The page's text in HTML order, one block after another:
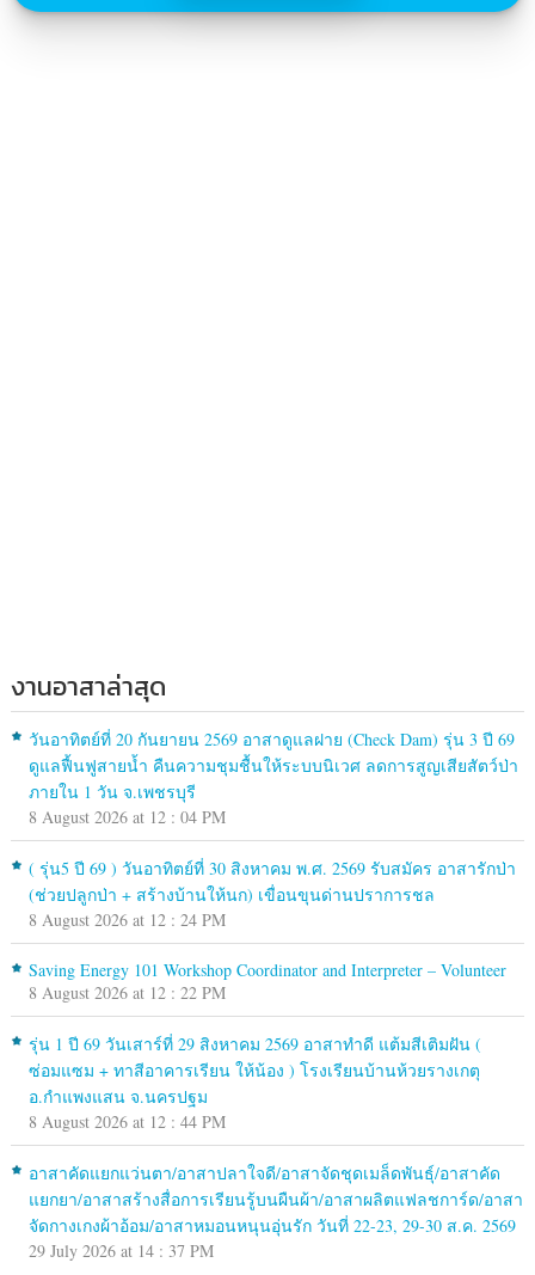
งานอาสาล่าสุด
วันอาทิตย์ที่ 20 กันยายน 2569 อาสาดูแลฝาย (Check Dam) รุ่น 3 ปี 69
ดูแลฟื้นฟูสายน้ำ คืนความชุมชื้นให้ระบบนิเวศ ลดการสูญเสียสัตว์ป่า
ภายใน 1 วัน จ.เพชรบุรี
8 August 2026 at 12 : 04 PM
( รุ่น5 ปี 69 ) วันอาทิตย์ที่ 30 สิงหาคม พ.ศ. 2569 รับสมัคร อาสารักป่า
(ช่วยปลูกป่า + สร้างบ้านให้นก) เขื่อนขุนด่านปราการชล
8 August 2026 at 12 : 24 PM
Saving Energy 101 Workshop Coordinator and Interpreter – Volunteer
8 August 2026 at 12 : 22 PM
รุ่น 1 ปี 69 วันเสาร์ที่ 29 สิงหาคม 2569 อาสาทำดี แต้มสีเติมฝัน (
ซ่อมแซม + ทาสีอาคารเรียน ให้น้อง ) โรงเรียนบ้านห้วยรางเกตุ
อ.กำแพงแสน จ.นครปฐม
8 August 2026 at 12 : 44 PM
อาสาคัดแยกแว่นตา/อาสาปลาใจดี/อาสาจัดชุดเมล็ดพันธุ์/อาสาคัด
แยกยา/อาสาสร้างสื่อการเรียนรู้บนผืนผ้า/อาสาผลิตแฟลชการ์ด/อาสา
จัดกางเกงผ้าอ้อม/อาสาหมอนหนุนอุ่นรัก วันที่ 22-23, 29-30 ส.ค. 2569
29 July 2026 at 14 : 37 PM